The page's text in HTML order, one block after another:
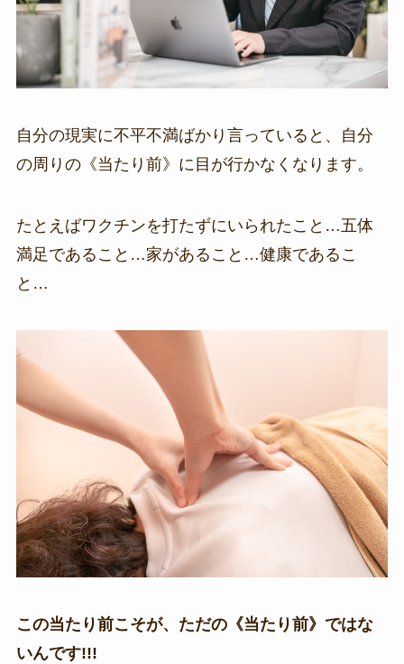
自分の現実に不平不満ばかり言っていると、自分
の周りの《当たり前》に目が行かなくなります。
たとえばワクチンを打たずにいられたこと…五体
満足であること…家があること…健康であるこ
と…
この当たり前こそが、ただの《当たり前》ではな
いんです!!!